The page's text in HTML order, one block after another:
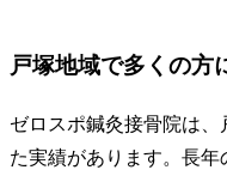
戸塚地域で多くの方
ゼロスポ鍼灸接骨院は
た実績があります。長